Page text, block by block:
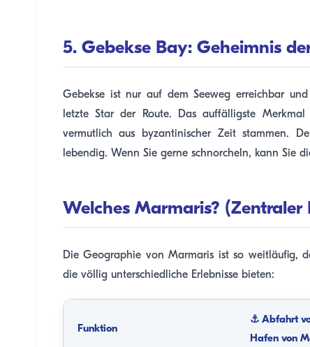
5. Gebekse Bay: Geheimnis
Gebekse ist nur auf dem Seeweg erreichbar
letzte Star der Route. Das auffälligste
vermutlich aus byzantinischer Zeit stammen.
lebendig. Wenn Sie gerne schnorcheln, kann Sie
Welches Marmaris? (Zentraler
Die Geographie von Marmaris ist so weitläufig,
die völlig unterschiedliche Erlebnisse bieten:
Funktion
⚓ Abfahrt
Hafen von